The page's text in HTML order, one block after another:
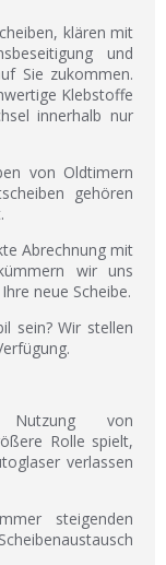
klären mit
und
Sie zukommen.
Klebstoffe
innerhalb nur
von Oldtimern
gehören
Abrechnung mit
wir uns
neue Scheibe.
sein? Wir stellen
von
Rolle spielt,
verlassen
steigenden